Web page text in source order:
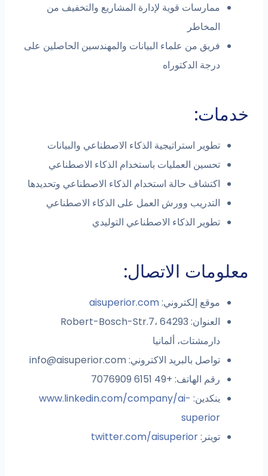
ممارسات قوية لإدارة المشاريع والتخفيف من
المخاطر
فريق من علماء البيانات والمهندسين الحاصلين على
درجة الدكتوراه
خدمات:
تطوير استراتيجية الذكاء الاصطناعي والبيانات
تحسين العمليات باستخدام الذكاء الاصطناعي
اكتشاف حالة استخدام الذكاء الاصطناعي وتحديدها
التدريب وورش العمل على الذكاء الاصطناعي
تطوير الذكاء الاصطناعي التوليدي
معلومات الاتصال:
موقع إلكتروني:aisuperior.com
العنوان: Robert-Bosch-Str.7، 64293
دارمشتات، ألمانيا
تواصل بالبريد الاكتروني:info@aisuperior.com
رقم الهاتف: +49 6151 7076909
ينكدين: www.linkedin.com/company/ai-
superior
تويتر:twitter.com/aisuperior